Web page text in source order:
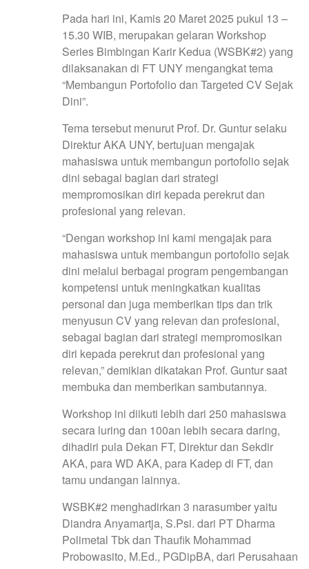
Pada hari ini, Kamis 20 Maret 2025 pukul 13 –
15.30 WIB, merupakan gelaran Workshop
Series Bimbingan Karir Kedua (WSBK#2) yang
dilaksanakan di FT UNY mengangkat tema
“Membangun Portofolio dan Targeted CV Sejak
Dini”.
Tema tersebut menurut Prof. Dr. Guntur selaku
Direktur AKA UNY, bertujuan mengajak
mahasiswa untuk membangun portofolio sejak
dini sebagai bagian dari strategi
mempromosikan diri kepada perekrut dan
profesional yang relevan.
“Dengan workshop ini kami mengajak para
mahasiswa untuk membangun portofolio sejak
dini melalui berbagai program pengembangan
kompetensi untuk meningkatkan kualitas
personal dan juga memberikan tips dan trik
menyusun CV yang relevan dan profesional,
sebagai bagian dari strategi mempromosikan
diri kepada perekrut dan profesional yang
relevan,” demikian dikatakan Prof. Guntur saat
membuka dan memberikan sambutannya.
Workshop ini diikuti lebih dari 250 mahasiswa
secara luring dan 100an lebih secara daring,
dihadiri pula Dekan FT, Direktur dan Sekdir
AKA, para WD AKA, para Kadep di FT, dan
tamu undangan lainnya.
WSBK#2 menghadirkan 3 narasumber yaitu
Diandra Anyamartja, S.Psi. dari PT Dharma
Polimetal Tbk dan Thaufik Mohammad
Probowasito, M.Ed., PGDipBA, dari Perusahaan